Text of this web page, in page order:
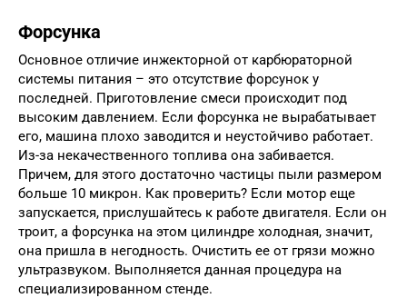
Форсунка
Основное отличие инжекторной от карбюраторной
системы питания – это отсутствие форсунок у
последней. Приготовление смеси происходит под
высоким давлением. Если форсунка не вырабатывает
его, машина плохо заводится и неустойчиво работает.
Из-за некачественного топлива она забивается.
Причем, для этого достаточно частицы пыли размером
больше 10 микрон. Как проверить? Если мотор еще
запускается, прислушайтесь к работе двигателя. Если он
троит, а форсунка на этом цилиндре холодная, значит,
она пришла в негодность. Очистить ее от грязи можно
ультразвуком. Выполняется данная процедура на
специализированном стенде.